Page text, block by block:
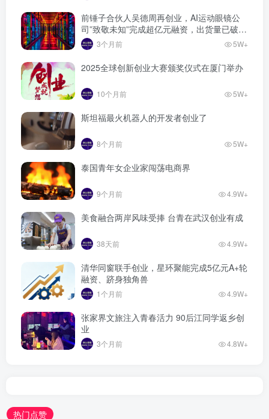
前锤子合伙人吴德周再创业，AI运动眼镜公
司”致敬未知”完成超亿元融资，出货量已破万
台
3个月前 5W+
2025全球创新创业大赛颁奖仪式在厦门举办
10个月前 5W+
斯坦福最火机器人的开发者创业了
8个月前 5W+
泰国青年女企业家闯荡电商界
9个月前 4.9W+
美食融合两岸风味受捧 台青在武汉创业有成
38天前 4.9W+
清华同窗联手创业，星环聚能完成5亿元A+轮
融资、跻身独角兽
1个月前 4.9W+
张家界文旅注入青春活力 90后江同学返乡创
业
3个月前 4.8W+
热门点赞